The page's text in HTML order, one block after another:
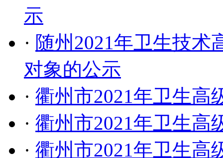
示
· 随州2021年卫生技术
对象的公示
· 衢州市2021年卫生高
· 衢州市2021年卫生高
· 衢州市2021年卫生高